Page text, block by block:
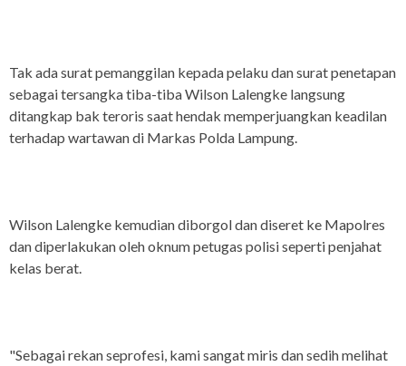
Tak ada surat pemanggilan kepada pelaku dan surat penetapan
sebagai tersangka tiba-tiba Wilson Lalengke langsung
ditangkap bak teroris saat hendak memperjuangkan keadilan
terhadap wartawan di Markas Polda Lampung.
Wilson Lalengke kemudian diborgol dan diseret ke Mapolres
dan diperlakukan oleh oknum petugas polisi seperti penjahat
kelas berat.
"Sebagai rekan seprofesi, kami sangat miris dan sedih melihat